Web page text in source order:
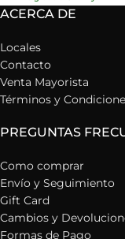
ACERCA DE
Locales
Contacto
Venta Mayorista
Términos y
PREGUNTAS
Como comprar
Envío y Seguimiento
Gift Card
Cambios y
Formas de Pago